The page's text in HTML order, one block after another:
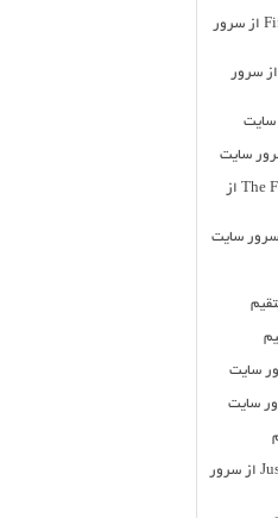
دانلود مستقیم فیلم خارجی Fifty Shades Darker 2017 از سرور
دانلود مستقیم فیلم خارجی From Straight As 2017 از سرور
دانلود مستقیم فیلم خارجی The Fate of the Furious 2017 از
دانلود مستقیم فیلم خارجی Justice League Dark 2017 از سرور